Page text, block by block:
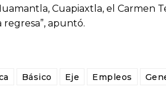
Cuapiaxtla, el
regresa”, apuntó.
Básico Eje Empleos